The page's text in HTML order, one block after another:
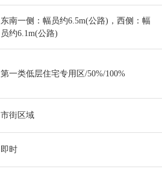
东南一侧：幅员约6.5m(公路)，西侧：幅
员约6.1m(公路)
第一类低层住宅专用区/50%/100%
市街区域
即时